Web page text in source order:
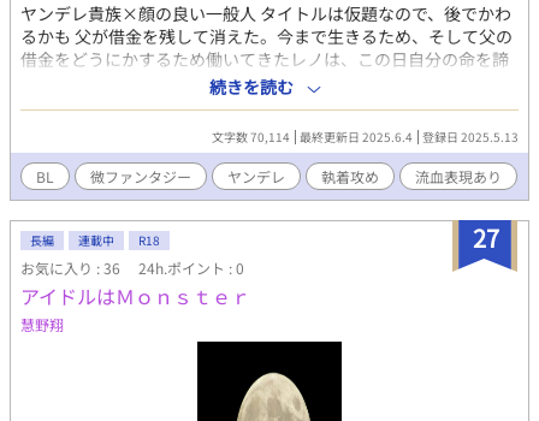
ヤンデレ貴族×顔の良い一般人 タイトルは仮題なので、後でかわ
るかも 父が借金を残して消えた。今まで生きるため、そして父の
借金をどうにかするため働いてきたレノは、この日自分の命を諦
めた。 もうどうにでもなれなんでも持っていけ、自棄になってい
ると借金を取り立てにきたマフィアのユエは一発でチャラにでき
る方法があると提案する。 埋葬の地に住むとある伯爵令息のお世
話係。簡単そうな仕事だが、借金を帳消しにすることができると
いうことは、危険が伴う現場だと予想できた。 それでも行くこと
にしたのは、拒否をしようがしまいが殺されると判断したから
だ。 そうして、件の令息の元へ向かったレノは、古びた館にたど
り着く。そこに住んでいたのは、だらしない恰好の青年だった。
暴力描写、若干のホラー要素を含みます。中編か短編で終わらせ
たい。
続きを読む
文字数 70,114 最終更新日 2025.6.4 登録日 2025.5.13
BL 微ファンタジー ヤンデレ 執着攻め 流血表現あり
27
長編 連載中 R18
お気に入り : 36 24h.ポイント : 0
アイドルはＭｏｎｓｔｅｒ
慧野翔